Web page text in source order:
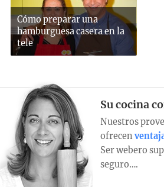
Cómo preparar una
hamburguesa casera en la
tele
Su cocina
Nuestros
ofrecen
Ser webero
seguro….